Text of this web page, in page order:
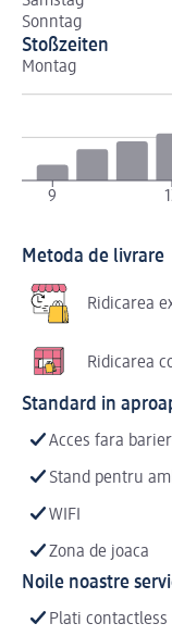
Sonntag
Stoßzeiten
Montag
9
Metoda de livrare
Ridicarea
Ridicarea
Standard in
Acces fara
Stand pentru
WIFI
Zona de joaca
Noile noastre
Plati contactless